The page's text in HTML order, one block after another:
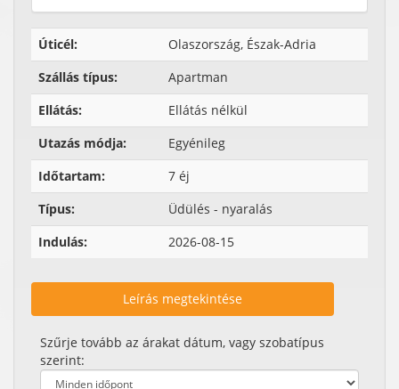
Úticél:
Olaszország, Észak-Adria
Szállás típus:
Apartman
Ellátás:
Ellátás nélkül
Utazás módja:
Egyénileg
Időtartam:
7 éj
Típus:
Üdülés - nyaralás
Indulás:
2026-08-15
Leírás megtekintése
Szűrje tovább az árakat dátum, vagy szobatípus
szerint: